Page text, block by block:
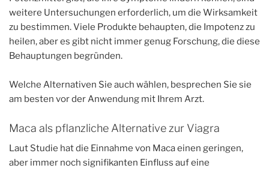
weitere Untersuchungen erforderlich, um die Wirksamkeit
zu bestimmen. Viele Produkte behaupten, die Impotenz zu
heilen, aber es gibt nicht immer genug Forschung, die diese
Behauptungen begründen.
Welche Alternativen Sie auch wählen, besprechen Sie sie
am besten vor der Anwendung mit Ihrem Arzt.
Maca als pflanzliche Alternative zur Viagra
Laut Studie hat die Einnahme von Maca einen geringen,
aber immer noch signifikanten Einfluss auf eine